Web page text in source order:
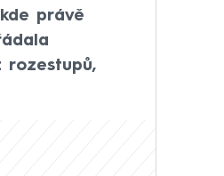
právě
rozestupů,